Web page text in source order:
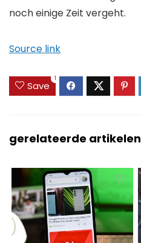
noch einige Zeit vergeht.
Source link
Save
1
gerelateerde artikelen